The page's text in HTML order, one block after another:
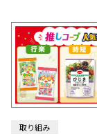
取り組み